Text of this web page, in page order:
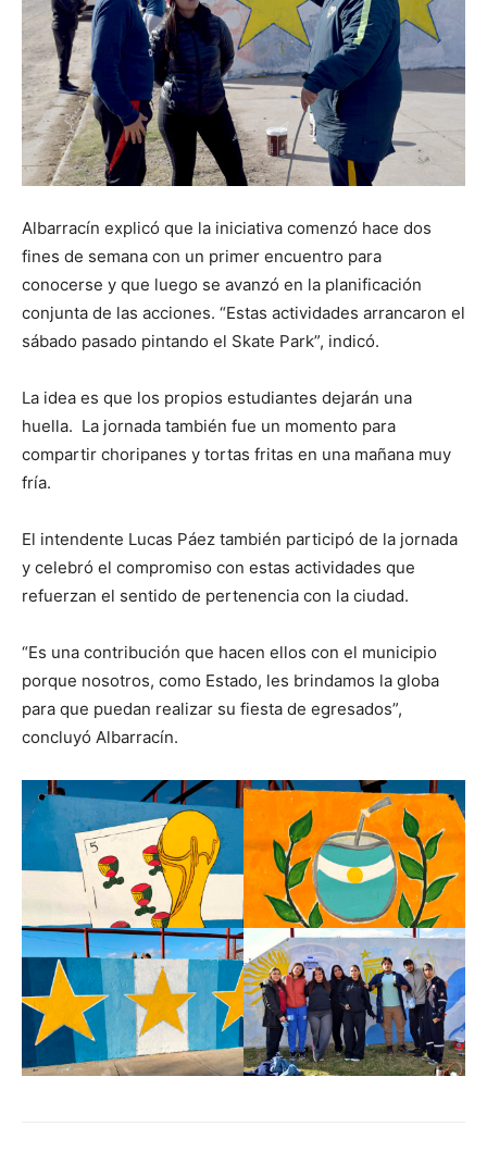
Albarracín explicó que la iniciativa comenzó hace dos
fines de semana con un primer encuentro para
conocerse y que luego se avanzó en la planificación
conjunta de las acciones. “Estas actividades arrancaron el
sábado pasado pintando el Skate Park”, indicó.
La idea es que los propios estudiantes dejarán una
huella. La jornada también fue un momento para
compartir choripanes y tortas fritas en una mañana muy
fría.
El intendente Lucas Páez también participó de la jornada
y celebró el compromiso con estas actividades que
refuerzan el sentido de pertenencia con la ciudad.
“Es una contribución que hacen ellos con el municipio
porque nosotros, como Estado, les brindamos la globa
para que puedan realizar su fiesta de egresados”,
concluyó Albarracín.